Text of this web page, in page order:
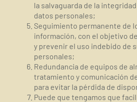
la salvaguarda de la
datos personales;
Seguimiento permanente de
información, con el objetivo
y prevenir el uso indebido de
personales;
Redundancia de equipos de
tratamiento y comunicación
para evitar la pérdida de
Puede que tengamos que